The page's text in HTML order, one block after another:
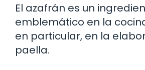
El azafrán es un
emblemático en la
en particular, en la
paella.